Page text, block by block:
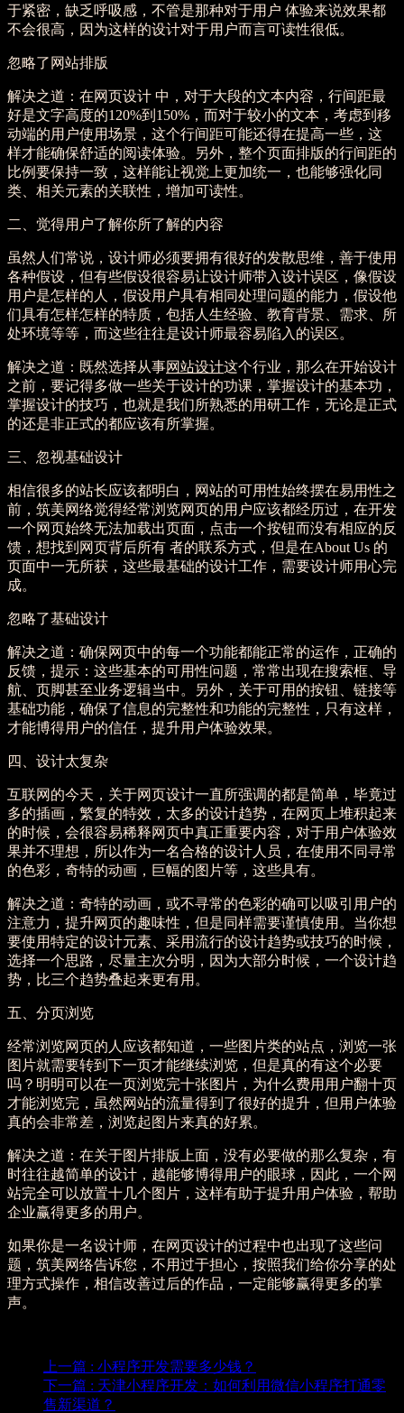
于紧密，缺乏呼吸感，不管是那种对于用户 体验来说效果都
不会很高，因为这样的设计对于用户而言可读性很低。
忽略了网站排版
解决之道：在网页设计 中，对于大段的文本内容，行间距最
好是文字高度的120%到150%，而对于较小的文本，考虑到移
动端的用户使用场景，这个行间距可能还得在提高一些，这
样才能确保舒适的阅读体验。另外，整个页面排版的行间距的
比例要保持一致，这样能让视觉上更加统一，也能够强化同
类、相关元素的关联性，增加可读性。
二、觉得用户了解你所了解的内容
虽然人们常说，设计师必须要拥有很好的发散思维，善于使用
各种假设，但有些假设很容易让设计师带入设计误区，像假设
用户是怎样的人，假设用户具有相同处理问题的能力，假设他
们具有怎样怎样的特质，包括人生经验、教育背景、需求、所
处环境等等，而这些往往是设计师最容易陷入的误区。
解决之道：既然选择从事网站设计这个行业，那么在开始设计
之前，要记得多做一些关于设计的功课，掌握设计的基本功，
掌握设计的技巧，也就是我们所熟悉的用研工作，无论是正式
的还是非正式的都应该有所掌握。
三、忽视基础设计
相信很多的站长应该都明白，网站的可用性始终摆在易用性之
前，筑美网络觉得经常浏览网页的用户应该都经历过，在开发
一个网页始终无法加载出页面，点击一个按钮而没有相应的反
馈，想找到网页背后所有 者的联系方式，但是在About Us 的
页面中一无所获，这些最基础的设计工作，需要设计师用心完
成。
忽略了基础设计
解决之道：确保网页中的每一个功能都能正常的运作，正确的
反馈，提示：这些基本的可用性问题，常常出现在搜索框、导
航、页脚甚至业务逻辑当中。另外，关于可用的按钮、链接等
基础功能，确保了信息的完整性和功能的完整性，只有这样，
才能博得用户的信任，提升用户体验效果。
四、设计太复杂
互联网的今天，关于网页设计一直所强调的都是简单，毕竟过
多的插画，繁复的特效，太多的设计趋势，在网页上堆积起来
的时候，会很容易稀释网页中真正重要内容，对于用户体验效
果并不理想，所以作为一名合格的设计人员，在使用不同寻常
的色彩，奇特的动画，巨幅的图片等，这些具有。
解决之道：奇特的动画，或不寻常的色彩的确可以吸引用户的
注意力，提升网页的趣味性，但是同样需要谨慎使用。当你想
要使用特定的设计元素、采用流行的设计趋势或技巧的时候，
选择一个思路，尽量主次分明，因为大部分时候，一个设计趋
势，比三个趋势叠起来更有用。
五、分页浏览
经常浏览网页的人应该都知道，一些图片类的站点，浏览一张
图片就需要转到下一页才能继续浏览，但是真的有这个必要
吗？明明可以在一页浏览完十张图片，为什么费用用户翻十页
才能浏览完，虽然网站的流量得到了很好的提升，但用户体验
真的会非常差，浏览起图片来真的好累。
解决之道：在关于图片排版上面，没有必要做的那么复杂，有
时往往越简单的设计，越能够博得用户的眼球，因此，一个网
站完全可以放置十几个图片，这样有助于提升用户体验，帮助
企业赢得更多的用户。
如果你是一名设计师，在网页设计的过程中也出现了这些问
题，筑美网络告诉您，不用过于担心，按照我们给你分享的处
理方式操作，相信改善过后的作品，一定能够赢得更多的掌
声。
上一篇 : 小程序开发需要多少钱？
下一篇 : 天津小程序开发：如何利用微信小程序打通零
售新渠道？